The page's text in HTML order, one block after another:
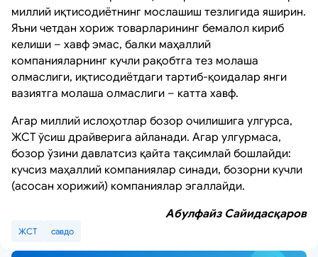
миллий иқтисодиётнинг мослашиш тезлигида яширин.
Яъни четдан хориж товарларининг бемалол кириб
келиши – хавф эмас, балки маҳаллий
компанияларнинг кучли рақобтга тез молаша
олмаслиги, иқтисодиётдаги тартиб-қоидалар янги
вазиятга молаша олмаслиги – катта хавф.
Агар миллий ислоҳотлар бозор очилишига улгурса,
ЖСТ ўсиш драйверига айланади. Агар улгурмаса,
бозор ўзини давлатсиз қайта тақсимлай бошлайди:
кучсиз маҳаллий компаниялар синади, бозорни кучли
(асосан хорижий) компаниялар эгаллайди.
Абулфайз Сайидасқаров
ЖСТ савдо